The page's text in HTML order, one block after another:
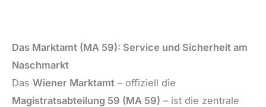
Das Marktamt (MA 59): Service und Sicherheit am
Naschmarkt
Das Wiener Marktamt – offiziell die
Magistratsabteilung 59 (MA 59) – ist die zentrale